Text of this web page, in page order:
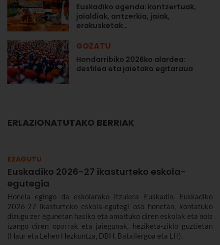
Euskadiko agenda: kontzertuak,
jaialdiak, antzerkia, jaiak,
erakusketak…
GOZATU
Hondarribiko 2026ko alardea:
desfilea eta jaietako egitaraua
ERLAZIONATUTAKO BERRIAK
EZAGUTU
Euskadiko 2026-27 ikasturteko eskola-
egutegia
Honela egingo da eskolarako itzulera Euskadin. Euskadiko
2026-27 ikasturteko eskola-egutegi oso honetan, kontatuko
dizugu zer egunetan hasiko eta amaituko diren eskolak eta noiz
izango diren oporrak eta jaiegunak, heziketa-ziklo guztietan
(Haur eta Lehen Hezkuntza, DBH, Batxilergoa eta LH).